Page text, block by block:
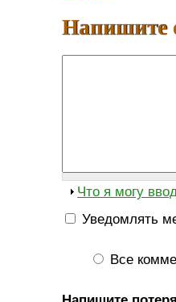
Напишите
Что я могу
Уведомлять
Все